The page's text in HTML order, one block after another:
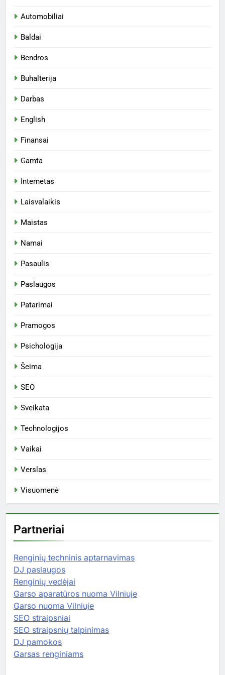
Automobiliai
Baldai
Bendros
Buhalterija
Darbas
English
Finansai
Gamta
Internetas
Laisvalaikis
Maistas
Namai
Pasaulis
Paslaugos
Patarimai
Pramogos
Psichologija
Šeima
SEO
Sveikata
Technologijos
Vaikai
Verslas
Visuomenė
Partneriai
Renginių techninis aptarnavimas
DJ paslaugos
Renginių vedėjai
Garso aparatūros nuoma Vilniuje
Garso nuoma Vilniuje
SEO straipsniai
SEO straipsnių talpinimas
DJ pamokos
Garsas renginiams